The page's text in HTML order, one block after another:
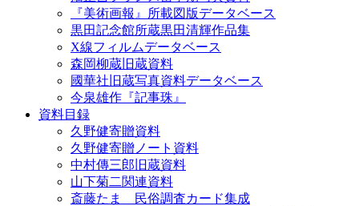
『美術画報』所載図版データベース
黒田記念館所蔵黒田清輝作品集
X線フィルムデータベース
森岡柳蔵旧蔵資料
國華社旧蔵写真資料データベース
今泉雄作『記事珠』
資料目録
久野健寄贈資料
久野健寄贈ノート資料
中村傳三郎旧蔵資料
山下菊二関連資料
斎藤たま 民俗調査カード集成